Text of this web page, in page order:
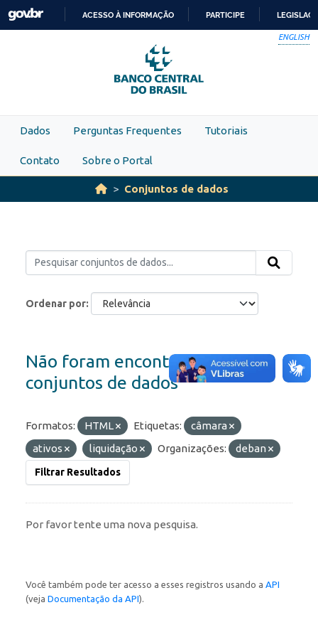
Skip to main content
PARA
O
CONTEÚDO
ACESSO À INFORMAÇÃO PARTICIPE
ENGLISH
Dados Perguntas Frequentes Tutoriais
Contato Sobre o Portal
Conjuntos de dados
Ordenar por
Não foram encontrados
conjuntos de dados
Formatos: HTML Etiquetas:
câmara
ativos
liquidação Organizações: deban
Filtrar Resultados
Por favor tente uma nova pesquisa.
Você também pode ter acesso a esses registros usando a API
(veja Documentação da API).